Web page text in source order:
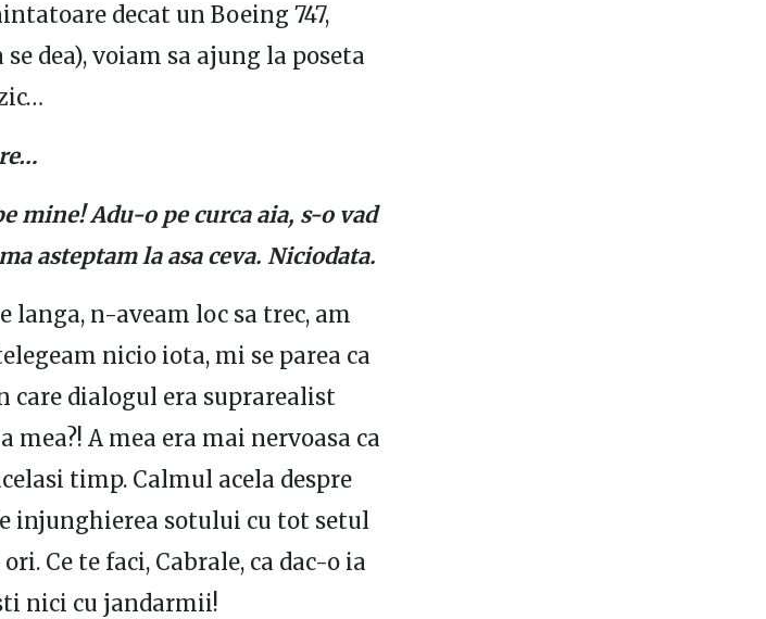
decat un Boeing 747,
dea), voiam sa ajung la poseta
mine! Adu-o pe curca aia, s-o vad
asteptam la asa ceva. Niciodata.
langa, n-aveam loc sa trec, am
nicio iota, mi se parea ca
care dialogul era suprarealist
mea?! A mea era mai nervoasa ca
timp. Calmul acela despre
injunghierea sotului cu tot setul
Ce te faci, Cabrale, ca dac-o ia
nici cu jandarmii!